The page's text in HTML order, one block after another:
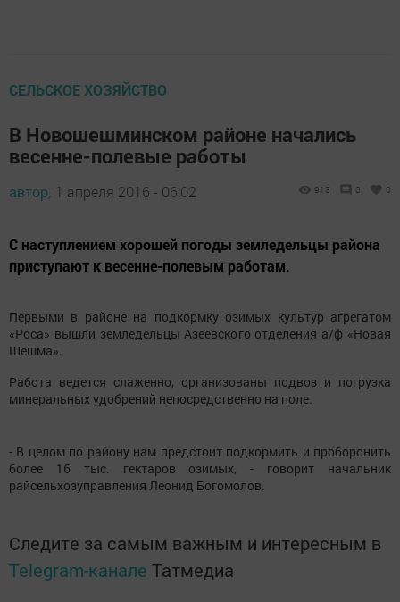
СЕЛЬСКОЕ ХОЗЯЙСТВО
В Новошешминском районе начались
весенне-полевые работы
автор, 1 апреля 2016 - 06:02 913 0 0
С наступлением хорошей погоды земледельцы района
приступают к весенне-полевым работам.
Первыми в районе на подкормку озимых культур агрегатом
«Роса» вышли земледельцы Азеевского отделения а/ф «Новая
Шешма».
Работа ведется слаженно, организованы подвоз и погрузка
минеральных удобрений непосредственно на поле.
- В целом по району нам предстоит подкормить и проборонить
более 16 тыс. гектаров озимых, - говорит начальник
райсельхозуправления Леонид Богомолов.
Следите за самым важным и интересным в
Telegram-канале Татмедиа